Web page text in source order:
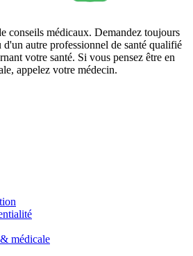
conseils médicaux. Demandez toujours
autre professionnel de santé qualifié
votre santé. Si vous pensez être en
appelez votre médecin.
médicale